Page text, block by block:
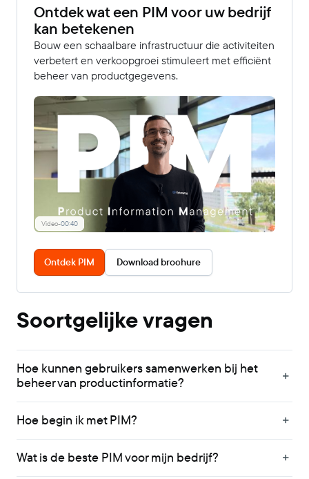
Ontdek wat een PIM voor uw bedrijf
kan betekenen
Bouw een schaalbare infrastructuur die activiteiten
verbetert en verkoopgroei stimuleert met efficiënt
beheer van productgegevens.
Video-00:40
Ontdek PIM Download brochure
Soortgelijke vragen
Hoe kunnen gebruikers samenwerken bij het
beheer van productinformatie?
Hoe begin ik met PIM?
Wat is de beste PIM voor mijn bedrijf?